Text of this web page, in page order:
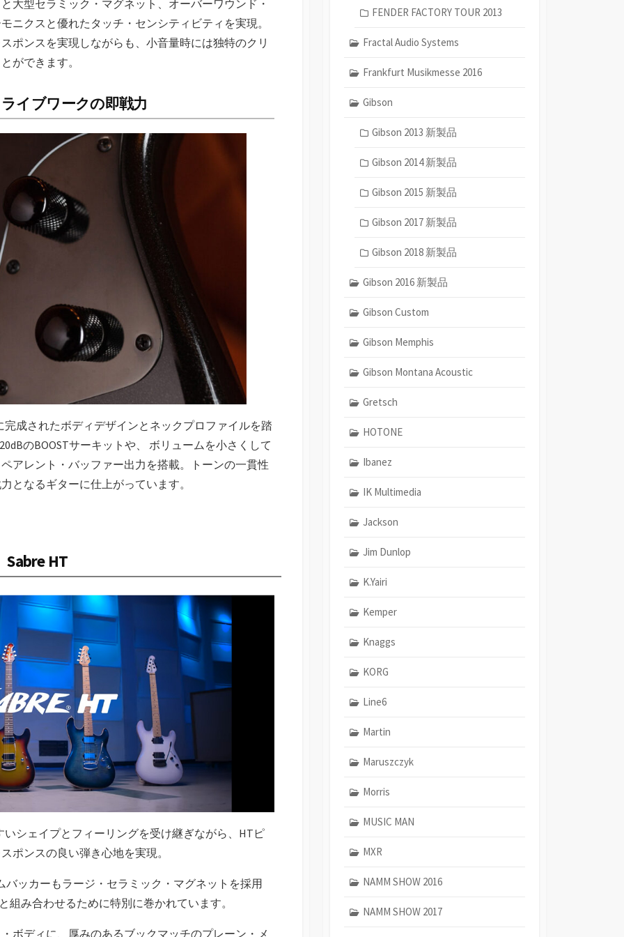
大型セラミック・マグネット、オーバーワウンド・
ニクスと優れたタッチ・センシティビティを実現。
ポンスを実現しながらも、小音量時には独特のクリ
ができます。
イブワークの即戦力
成されたボディデザインとネックプロファイルを踏
のBOOSTサーキットや、 ボリュームを小さくして
アレント・バッファー出力を搭載。トーンの一貫性
となるギターに仕上がっています。
Sabre HT
シェイプとフィーリングを受け継ぎながら、HTピ
ポンスの良い弾き心地を実現。
バッカーもラージ・セラミック・マグネットを採用
組み合わせるために特別に巻かれています。
ボディに、厚みのあるブックマッチのプレーン・メ
FENDER FACTORY TOUR 2013
Fractal Audio Systems
Frankfurt Musikmesse 2016
Gibson
Gibson 2013 新製品
Gibson 2014 新製品
Gibson 2015 新製品
Gibson 2017 新製品
Gibson 2018 新製品
Gibson 2016 新製品
Gibson Custom
Gibson Memphis
Gibson Montana Acoustic
Gretsch
HOTONE
Ibanez
IK Multimedia
Jackson
Jim Dunlop
K.Yairi
Kemper
Knaggs
KORG
Line6
Martin
Maruszczyk
Morris
MUSIC MAN
MXR
NAMM SHOW 2016
NAMM SHOW 2017